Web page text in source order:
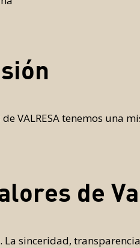
de VALRESA tenemos una
de
. La sinceridad,